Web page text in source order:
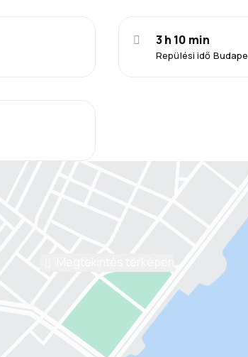
Repülési idő
3 h 10 min